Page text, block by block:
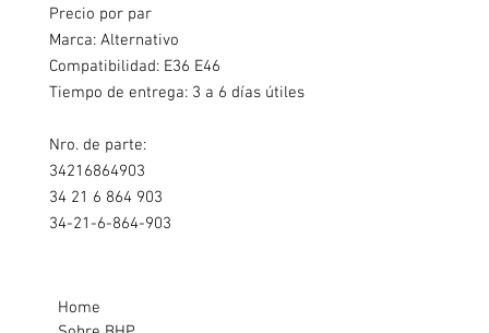
Precio por par
Marca: Alternativo
Compatibilidad: E36 E46
Tiempo de entrega: 3 a 6 días útiles
Nro. de parte:
34216864903
34 21 6 864 903
34-21-6-864-903
Home